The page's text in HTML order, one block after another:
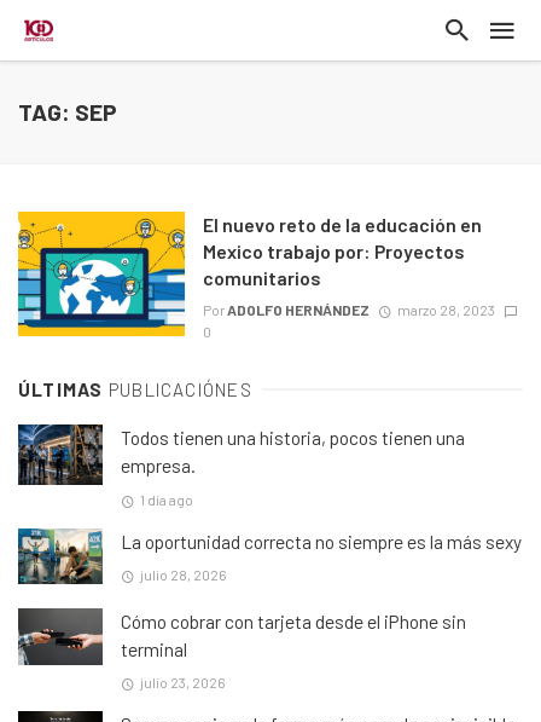
TAG: SEP
El nuevo reto de la educación en
Mexico trabajo por: Proyectos
comunitarios
PorADOLFO HERNÁNDEZ
marzo 28, 2023
0
ÚLTIMAS PUBLICACIÓNES
Todos tienen una historia, pocos tienen una
empresa.
1 día ago
La oportunidad correcta no siempre es la más sexy
julio 28, 2026
Cómo cobrar con tarjeta desde el iPhone sin
terminal
julio 23, 2026